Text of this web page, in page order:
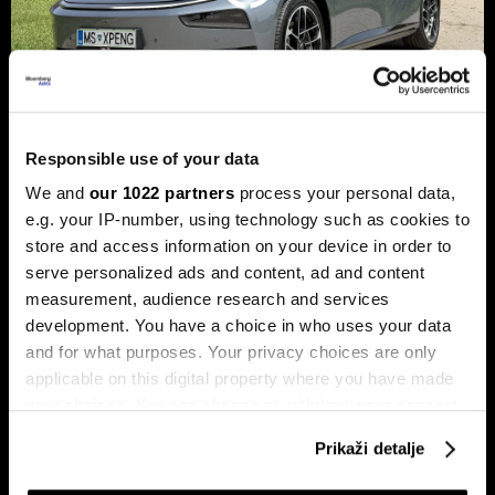
Responsible use of your data
We and our 1022 partners process your personal data,
e.g. your IP-number, using technology such as cookies to
store and access information on your device in order to
serve personalized ads and content, ad and content
measurement, audience research and services
development. You have a choice in who uses your data
and for what purposes. Your privacy choices are only
applicable on this digital property where you have made
Prikaži detalje
Xpeng P7+: Luksuzni kineski
automobil koji priča kao navijen
Luksuzni fastback s vlastitim čipom koji po
performansama nadmašuje usporedive Nvidijine proizvode.